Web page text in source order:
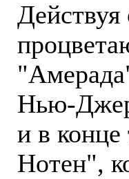
Нью-
и в
Нотен",